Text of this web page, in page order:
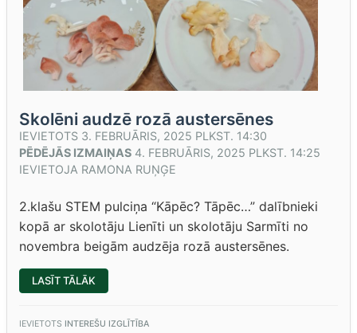
Skolēni audzē rozā austersēnes
IEVIETOTS 3. FEBRUĀRIS, 2025 PLKST. 14:30
PĒDĒJĀS IZMAIŅAS 4. FEBRUĀRIS, 2025 PLKST. 14:25
IEVIETOJA RAMONA RUŅĢE
2.klašu STEM pulciņa “Kāpēc? Tāpēc…” dalībnieki
kopā ar skolotāju Lienīti un skolotāju Sarmīti no
novembra beigām audzēja rozā austersēnes.
LASĪT TĀLĀK
AUDZĒ
IEVIETOTS INTEREŠU IZGLĪTĪBA